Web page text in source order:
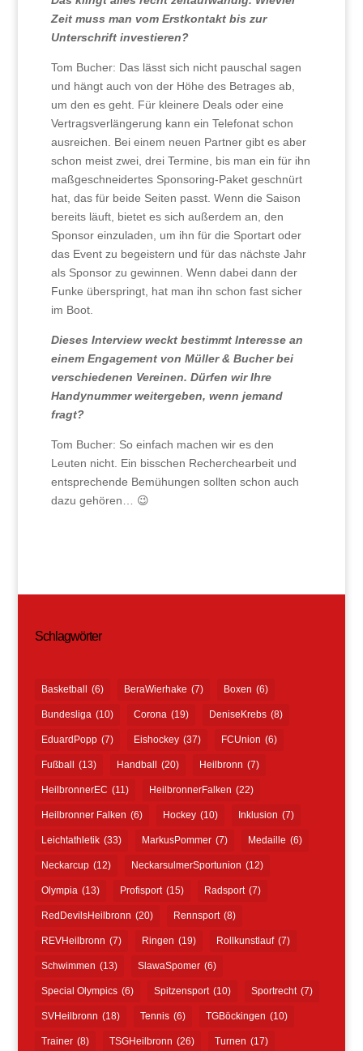
Zeit muss man vom Erstkontakt bis zur
Unterschrift investieren?
Tom Bucher: Das lässt sich nicht pauschal sagen
und hängt auch von der Höhe des Betrages ab,
um den es geht. Für kleinere Deals oder eine
Vertragsverlängerung kann ein Telefonat schon
ausreichen. Bei einem neuen Partner gibt es aber
schon meist zwei, drei Termine, bis man ein für ihn
maßgeschneidertes Sponsoring-Paket geschnürt
hat, das für beide Seiten passt. Wenn die Saison
bereits läuft, bietet es sich außerdem an, den
Sponsor einzuladen, um ihn für die Sportart oder
das Event zu begeistern und für das nächste Jahr
als Sponsor zu gewinnen. Wenn dabei dann der
Funke überspringt, hat man ihn schon fast sicher
im Boot.
Dieses Interview weckt bestimmt Interesse an
einem Engagement von Müller & Bucher bei
verschiedenen Vereinen. Dürfen wir Ihre
Handynummer weitergeben, wenn jemand
fragt?
Tom Bucher: So einfach machen wir es den
Leuten nicht. Ein bisschen Recherchearbeit und
entsprechende Bemühungen sollten schon auch
dazu gehören… 😉
Schlagwörter
Basketball (6) BeraWierhake (7) Boxen (6)
Bundesliga (10) Corona (19) DeniseKrebs (8)
EduardPopp (7) Eishockey (37) FCUnion (6)
Fußball (13) Handball (20) Heilbronn (7)
HeilbronnerEC (11) HeilbronnerFalken (22)
Heilbronner Falken (6) Hockey (10) Inklusion (7)
Leichtathletik (33) MarkusPommer (7) Medaille (6)
Neckarcup (12) NeckarsulmerSportunion (12)
Olympia (13) Profisport (15) Radsport (7)
RedDevilsHeilbronn (20) Rennsport (8)
REVHeilbronn (7) Ringen (19) Rollkunstlauf (7)
Schwimmen (13) SlawaSpomer (6)
Special Olympics (6) Spitzensport (10) Sportrecht (7)
SVHeilbronn (18) Tennis (6) TGBöckingen (10)
Trainer (8) TSGHeilbronn (26) Turnen (17)